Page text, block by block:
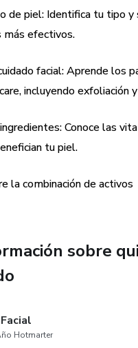
de piel: Identifica tu tipo
más efectivos.
facial: Aprende los
incluyendo exfoliación
Conoce las
tu piel.
la combinación de activos
sobre
Hotmarter